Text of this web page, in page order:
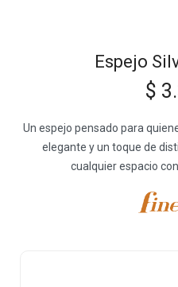
Espejo
$
Un espejo pensado para
elegante y un toque de
cualquier espacio